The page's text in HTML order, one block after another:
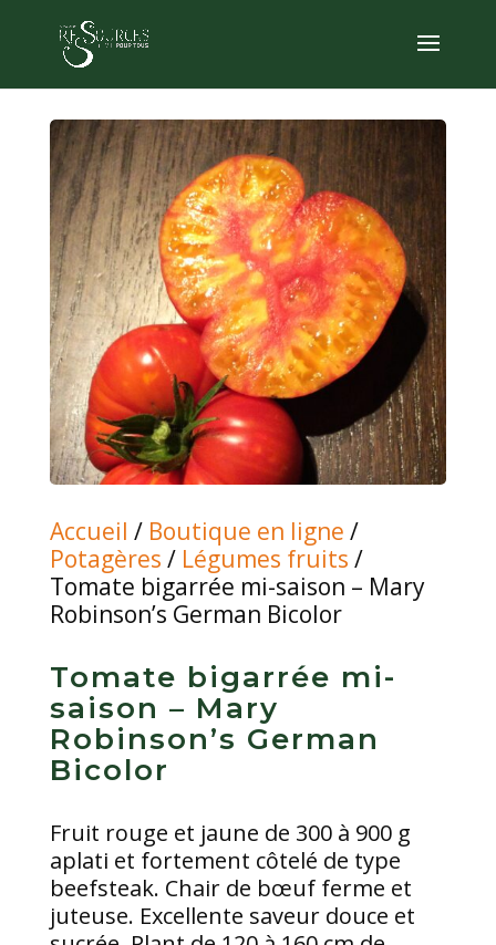
Accueil / Boutique en ligne /
Potagères / Légumes fruits /
Tomate bigarrée mi-saison – Mary
Robinson’s German Bicolor
Tomate bigarrée mi-
saison – Mary
Robinson’s German
Bicolor
Fruit rouge et jaune de 300 à 900 g
aplati et fortement côtelé de type
beefsteak. Chair de bœuf ferme et
juteuse. Excellente saveur douce et